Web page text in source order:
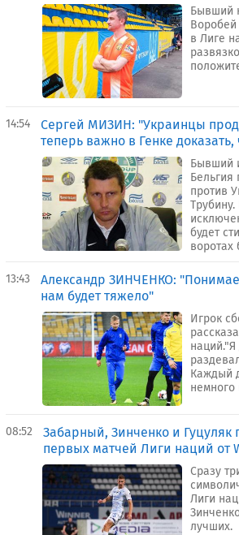
Бывший
в Лиге
14:54
Сергей МИЗИН: "Украинцы
теперь важно в Генке
Бывший
Бельгия
против
будет
воротах
13:43
Александр ЗИНЧЕНКО:
нам будет тяжело"
Игрок
Каждый
немного
08:52
Забарный, Зинченко и
первых матчей Лиги наций от
Сразу
Лиги
лучших.